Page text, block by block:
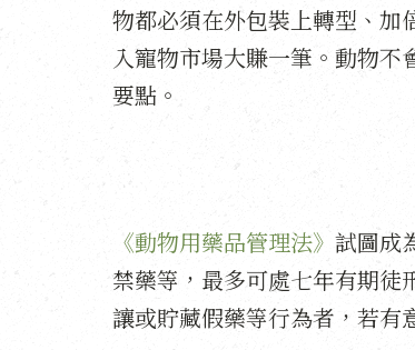
物都必須在外包裝上轉型、加
入寵物市場大賺一筆。動物
要點。
《動物用藥品管理法》 試圖成
禁藥等，最多可處七年有期徒
讓或貯藏假藥等行為者，若有